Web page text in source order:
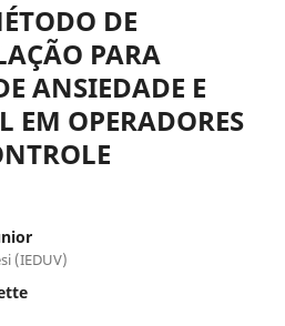
DE
PARA
ANSIEDADE E
EM OPERADORES
(IEDUV)